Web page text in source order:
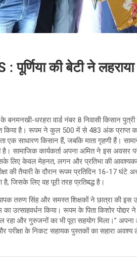
की बेटी ने लहराया
के बनमनखी-धरहरा वार्ड नंबर 8 निवासी किसान
किया है। रूपम ने कुल 500 में से 483 अंक प्राप्त
एक साधारण किसान हैं, जबकि माता गृहणी
सामाजिक कार्यकर्ता अपना अमित ने इस
लिए केवल मेहनत, लगन और प्रतिभा की
की तैयारी के दौरान रूपम प्रतिदिन 16-17
जिसके लिए वह पूरी तरह प्रतिबद्ध है।
तरुण सिंह और समस्त शिक्षकों ने छात्रा की इस
का उत्साहवर्धन किया। रूपम के पिता किशोर
और गुरुजनों का भी पूरा सहयोग मिला।” अपना
परीक्षा के निकट सहायक पुस्तकों का सहारा अवश्य